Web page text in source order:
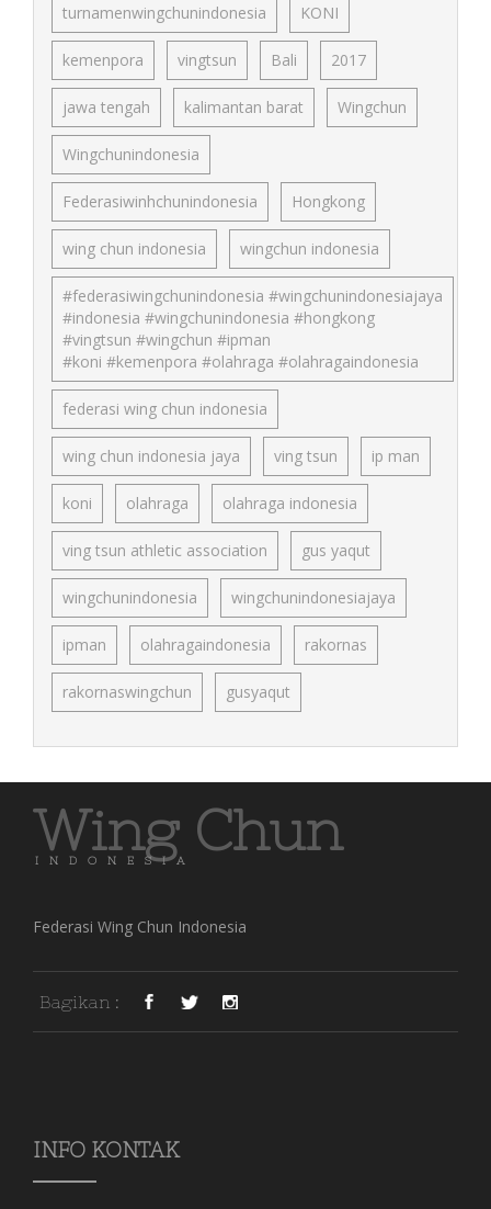
turnamenwingchunindonesia KONI
kemenpora vingtsun Bali 2017
jawa tengah kalimantan barat Wingchun
Wingchunindonesia
Federasiwinhchunindonesia Hongkong
wing chun indonesia wingchun indonesia
#federasiwingchunindonesia #wingchunindonesiajaya
#indonesia #wingchunindonesia #hongkong
#vingtsun #wingchun #ipman
#koni #kemenpora #olahraga #olahragaindonesia
federasi wing chun indonesia
wing chun indonesia jaya ving tsun ip man
koni olahraga olahraga indonesia
ving tsun athletic association gus yaqut
wingchunindonesia wingchunindonesiajaya
ipman olahragaindonesia rakornas
rakornaswingchun gusyaqut
Wing Chun
INDONESIA
Federasi Wing Chun Indonesia
Bagikan :
INFO KONTAK